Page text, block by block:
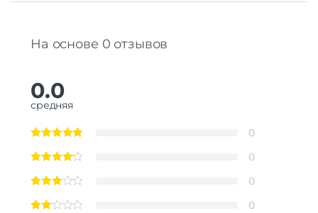
На основе 0 отзывов
0.0
средняя
0
0
0
0